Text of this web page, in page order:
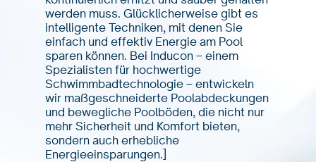
werden muss. Glücklicherweise gibt es
intelligente Techniken, mit denen Sie
einfach und effektiv Energie am Pool
sparen können. Bei Inducon – einem
Spezialisten für hochwertige
Schwimmbadtechnologie – entwickeln
wir maßgeschneiderte Poolabdeckungen
und bewegliche Poolböden, die nicht nur
mehr Sicherheit und Komfort bieten,
sondern auch erhebliche
Energieeinsparungen.]